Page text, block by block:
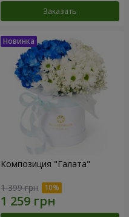
Заказать
Композиция "Галата"
1 399 грн